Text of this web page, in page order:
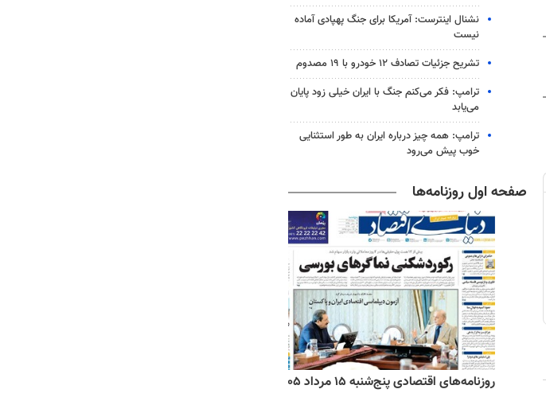
نشنال اینترست: آمریکا برای جنگ پهپادی آماده
نیست
تشریح جزئیات تصادف ۱۲ خودرو با ۱۹ مصدوم
ترامپ: فکر می‌کنم جنگ با ایران خیلی زود پایان
می‌یابد
ترامپ: همه چیز درباره ایران به طور استثنایی
خوب پیش می‌رود
صفحه اول روزنامه‌ها
روزنامه‌های اقتصادی پنج‌شنبه ۱۵ مرداد ۱۴۰۵